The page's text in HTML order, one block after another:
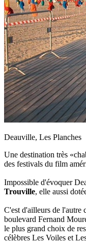
Deauville, Les Planches
Une destination très
des festivals du film
Impossible d'évoquer
Trouville, elle aussi
C'est d'ailleurs de l'autre
boulevard Fernand
le plus grand choix de
célèbres Les Voiles et